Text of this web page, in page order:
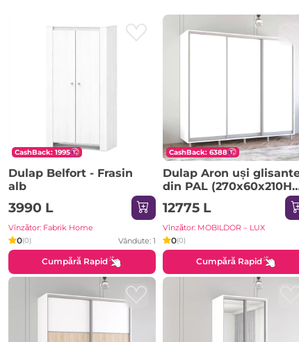
CashBack: 1995
Dulap Belfort - Frasin
alb
3990 L
Vînzător: Fabrik Home
0(0) Vândute: 1
Cumpără Rapid
CashBack: 6388
Dulap Aron uși
din PAL (270x60x210H
cm) Sonoma
12775 L
Vînzător: MOBILDOR – LUX
0(0)
Cumpără Rapid